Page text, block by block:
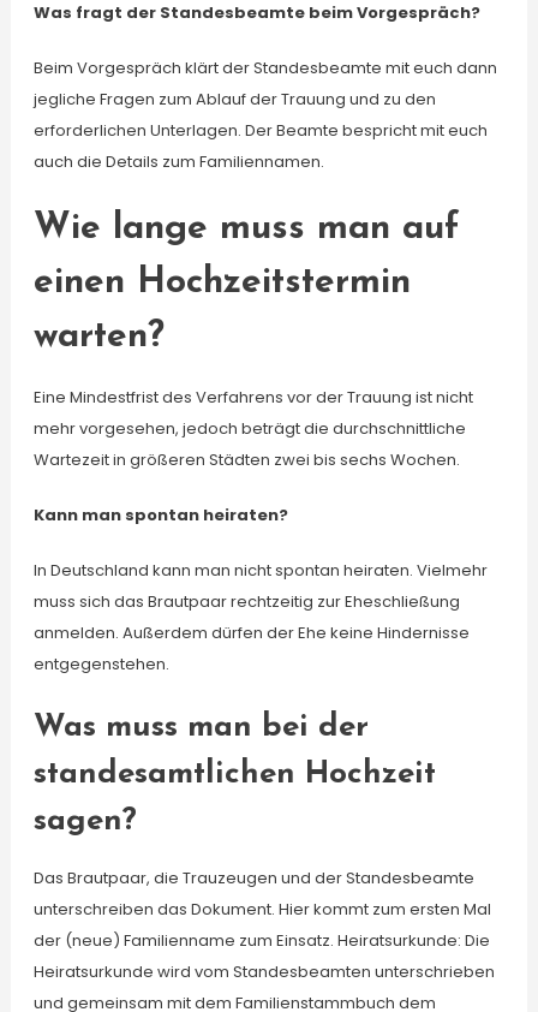
Was fragt der Standesbeamte beim Vorgespräch?
Beim Vorgespräch klärt der Standesbeamte mit euch dann
jegliche Fragen zum Ablauf der Trauung und zu den
erforderlichen Unterlagen. Der Beamte bespricht mit euch
auch die Details zum Familiennamen.
Wie lange muss man auf
einen Hochzeitstermin
warten?
Eine Mindestfrist des Verfahrens vor der Trauung ist nicht
mehr vorgesehen, jedoch beträgt die durchschnittliche
Wartezeit in größeren Städten zwei bis sechs Wochen.
Kann man spontan heiraten?
In Deutschland kann man nicht spontan heiraten. Vielmehr
muss sich das Brautpaar rechtzeitig zur Eheschließung
anmelden. Außerdem dürfen der Ehe keine Hindernisse
entgegenstehen.
Was muss man bei der
standesamtlichen Hochzeit
sagen?
Das Brautpaar, die Trauzeugen und der Standesbeamte
unterschreiben das Dokument. Hier kommt zum ersten Mal
der (neue) Familienname zum Einsatz. Heiratsurkunde: Die
Heiratsurkunde wird vom Standesbeamten unterschrieben
und gemeinsam mit dem Familienstammbuch dem